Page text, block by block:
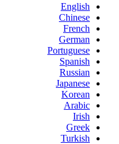
English
Chinese
French
German
Portuguese
Spanish
Russian
Japanese
Korean
Arabic
Irish
Greek
Turkish